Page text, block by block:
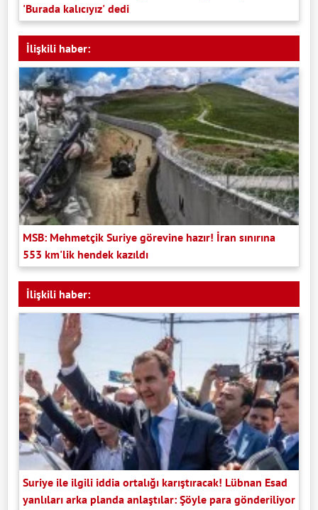
'Burada kalıcıyız' dedi
İlişkili haber:
MSB: Mehmetçik Suriye görevine hazır! İran sınırına
553 km'lik hendek kazıldı
İlişkili haber:
Suriye ile ilgili iddia ortalığı karıştıracak! Lübnan Esad
yanlıları arka planda anlaştılar: Şöyle para gönderiliyor